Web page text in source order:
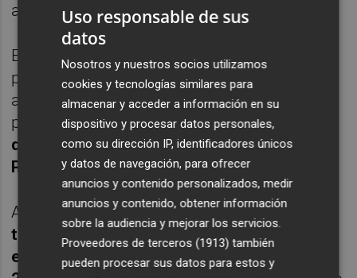
a
Lucao .
En la segunda parte todo cambio también
porque el cuadro verdiblanco dio un paso
adelante y empató en otra acción a balón
parado. Fue trasuna mano de Tomaz que
dio lugar a una falta que materializó
Piqueras en el minuto 24.
A 11 minutos y 45 segundos del final,
taconazo de Carrasco a pase de Piqueras
en otra jugada a balón parado supuso el 3-
Uso responsable de sus
datos
Nosotros y nuestros socios utilizamos
cookies y tecnologías similares para
almacenar y acceder a información en su
dispositivo y procesar datos personales,
como su dirección IP, identificadores únicos
y datos de navegación, para ofrecer
anuncios y contenido personalizados, medir
anuncios y contenido, obtener información
sobre la audiencia y mejorar los servicios.
Proveedores de terceros (1913) también
pueden procesar sus datos para estos y